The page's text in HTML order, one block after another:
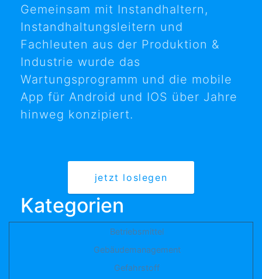
Gemeinsam mit Instandhaltern,
Instandhaltungsleitern und
Fachleuten aus der Produktion &
Industrie wurde das
Wartungsprogramm und die mobile
App für Android und IOS über Jahre
hinweg konzipiert.
jetzt loslegen
Kategorien
Betriebsmittel
Gebäudemanagement
Gefahrstoff